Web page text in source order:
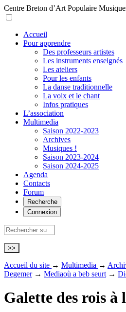
Centre Breton d’Art Populaire
Accueil
Pour apprendre
Des professeurs artistes
Les instruments enseignés
Les ateliers
Pour les enfants
La danse traditionnelle
La voix et le chant
Infos pratiques
L’association
Multimedia
Saison 2022-2023
Archives
Musiques !
Saison 2023-2024
Saison 2024-2025
Agenda
Contacts
Forum
Recherche
Connexion
Accueil du site → Multimedia →
Degemer→ Mediaoù a beb seurt →
Galette des rois à